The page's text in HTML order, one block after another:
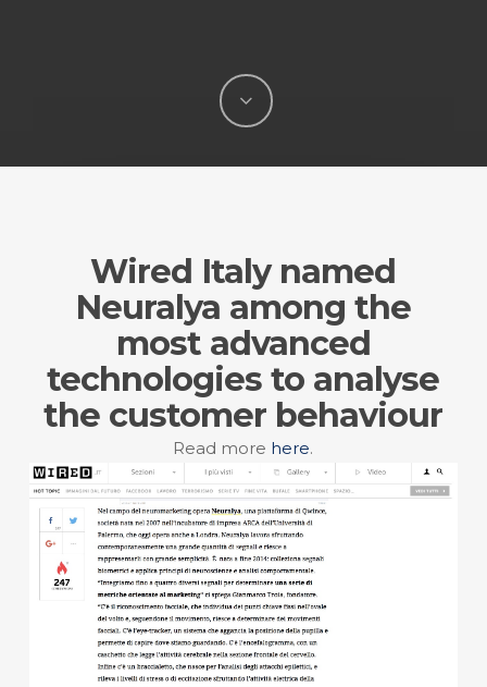
Wired Italy named
Neuralya among the
most advanced
technologies to analyse
the customer behaviour
Read more here.